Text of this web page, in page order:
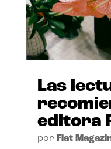
Las
editora
por Flat